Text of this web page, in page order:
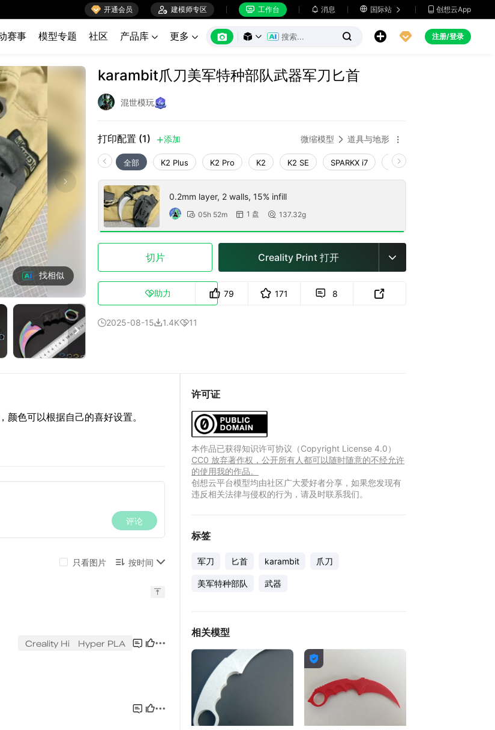
 开通会员  建模师专区  工作台  消息  国际站   创想云App
赛事 模型专题 社区 产品库  更多        注册/登录
找相似

karambit爪刀美军特种部队武器军刀匕首
混世模玩
打印配置 (1) 添加 微缩模型  道具与地形 
全部 K2 Plus K2 Pro K2 K2 SE SPARKX i7 Creality Hi
0.2mm layer, 2 walls, 15% infill
 05h 52m  1 盘  137.32g
切片 Creality Print 打开 
助力 79 171  8 
2025-08-151.4K11
色可以根据自己的喜好设置。
许可证
本作品已获得知识许可协议（Copyright License 4.0）
CC0 放弃著作权，公开所有人都可以随时随意的不经允许
的使用我的作品。
创想云平台模型均由社区广大爱好者分享，如果您发现有
违反相关法律与侵权的行为，请及时联系我们。
标签
军刀 匕首 karambit 爪刀
美军特种部队 武器
相关模型
